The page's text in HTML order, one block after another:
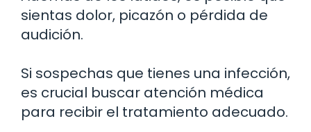
sientas dolor, picazón o pérdida de
audición.
Si sospechas que tienes una infección,
es crucial buscar atención médica
para recibir el tratamiento adecuado.